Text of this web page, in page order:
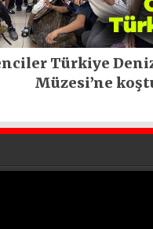
Türkiye
Müzesi’ne